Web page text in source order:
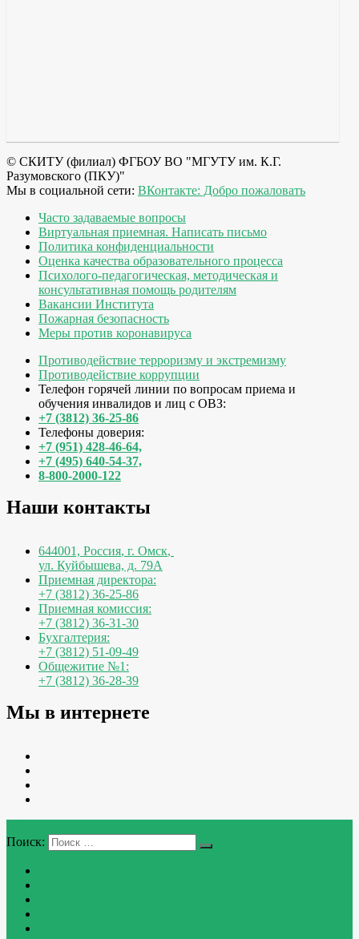
© СКИТУ (филиал) ФГБОУ ВО "МГУТУ им. К.Г.
Разумовского (ПКУ)"
Мы в социальной сети: ВКонтакте: Добро пожаловать
Часто задаваемые вопросы
Виртуальная приемная. Написать письмо
Политика конфиденциальности
Оценка качества образовательного процесса
Психолого-педагогическая, методическая и
консультативная помощь родителям
Вакансии Института
Пожарная безопасность
Меры против коронавируса
Противодействие терроризму и экстремизму
Противодействие коррупции
Телефон горячей линии по вопросам приема и
обучения инвалидов и лиц с ОВЗ:
+7 (3812) 36-25-86
Телефоны доверия:
+7 (951) 428-46-64,
+7 (495) 640-54-37,
8-800-2000-122
Наши контакты
644001, Россия, г. Омск,
ул. Куйбышева, д. 79А
Приемная директора:
+7 (3812) 36-25-86
Приемная комиссия:
+7 (3812) 36-31-30
Бухгалтерия:
+7 (3812) 51-09-49
Общежитие №1:
+7 (3812) 36-28-39
Мы в интернете
Поиск: